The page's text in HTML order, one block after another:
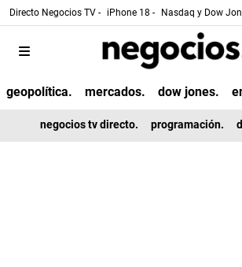
Directo Negocios TV - iPhone 18 - Nasdaq y Dow
geopolítica. mercados. dow jones.
negocios tv directo. programación.